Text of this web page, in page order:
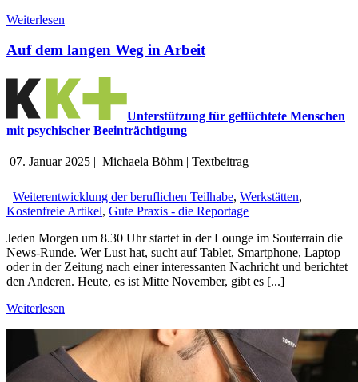
Weiterlesen
Auf dem langen Weg in Arbeit
Unterstützung für geflüchtete Menschen
mit psychischer Beeinträchtigung
07. Januar 2025 | Michaela Böhm | Textbeitrag
Weiterentwicklung der beruflichen Teilhabe, Werkstätten,
Kostenfreie Artikel, Gute Praxis - die Reportage
Jeden Morgen um 8.30 Uhr startet in der Lounge im Souterrain die
News-Runde. Wer Lust hat, sucht auf Tablet, Smartphone, Laptop
oder in der Zeitung nach einer interessanten Nachricht und berichtet
den Anderen. Heute, es ist Mitte November, gibt es [...]
Weiterlesen